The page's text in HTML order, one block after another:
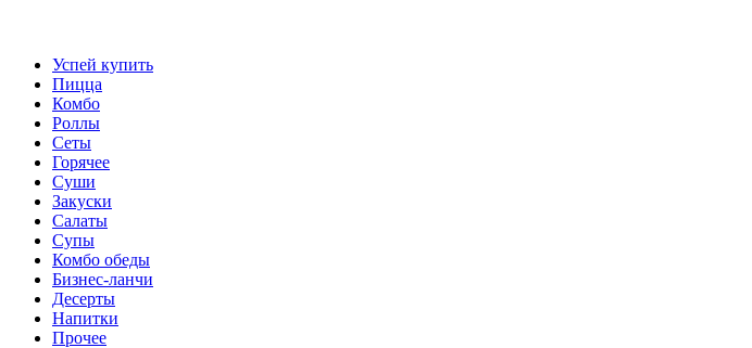
Успей купить
Пицца
Комбо
Роллы
Сеты
Горячее
Суши
Закуски
Салаты
Супы
Комбо обеды
Бизнес-ланчи
Десерты
Напитки
Прочее